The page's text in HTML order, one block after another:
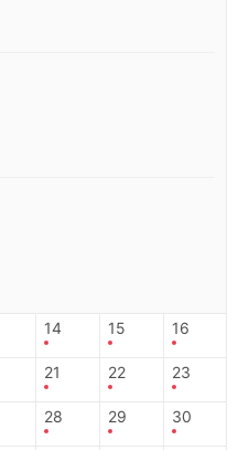
14 15 16
21 22 23
28 29 30